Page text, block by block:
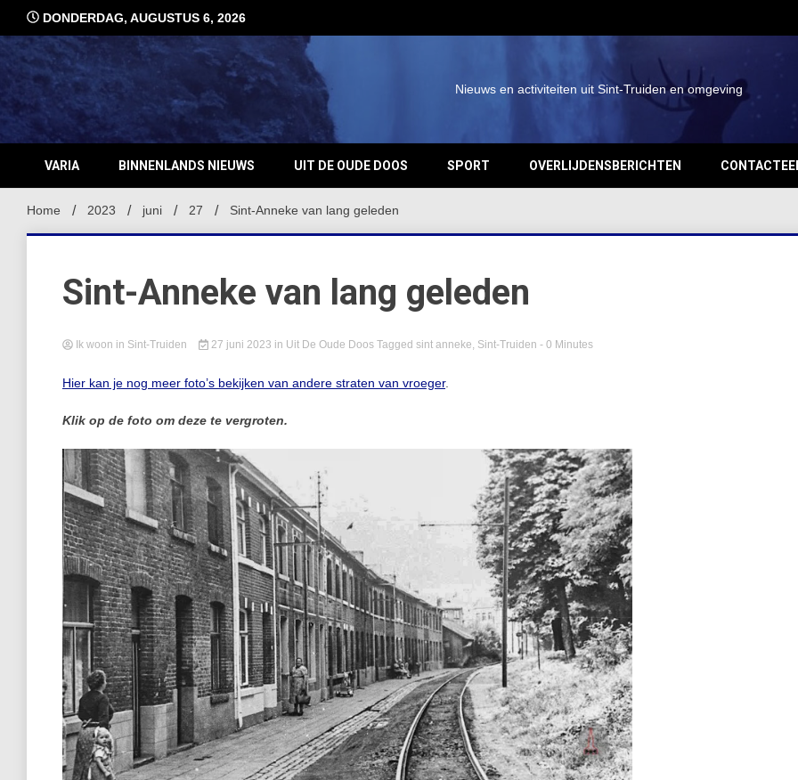
inhoud
DONDERDAG, AUGUSTUS 6, 2026
Nieuws en activiteiten uit Sint-Truiden en omgeving
VARIA BINNENLANDS NIEUWS UIT DE OUDE DOOS SPORT OVERLIJDENSBERICHTEN
Home 2023 juni 27 Sint-Anneke van lang geleden
Sint-Anneke van lang geleden
Ik woon in Sint-Truiden 27 juni 2023 in Uit De Oude Doos Tagged sint anneke, Sint-Truiden - 0 Minutes
Hier kan je nog meer foto’s bekijken van andere straten van vroeger.
Klik op de foto om deze te vergroten.